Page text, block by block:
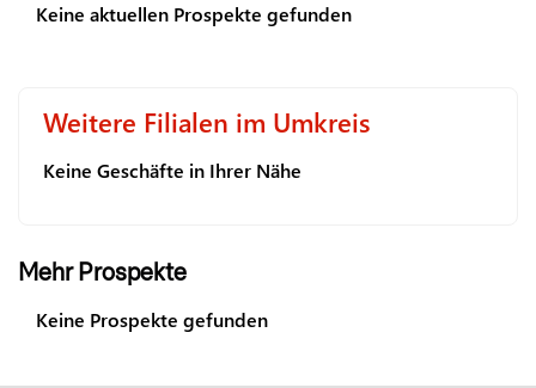
Weitere Filialen im Umkreis
Keine Geschäfte in Ihrer Nähe
Keine aktuellen Prospekte gefunden
Mehr Prospekte
Keine Prospekte gefunden